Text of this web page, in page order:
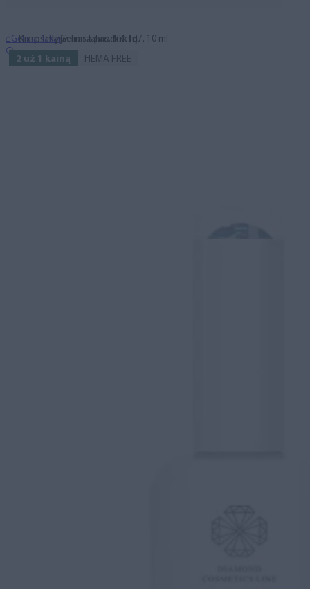
Krepšelyje nėra produktų.
⌂Geliniai lakai Gelinis lakas, NR. 137, 10 ml
2 už 1 kainą HEMA FREE
🔍